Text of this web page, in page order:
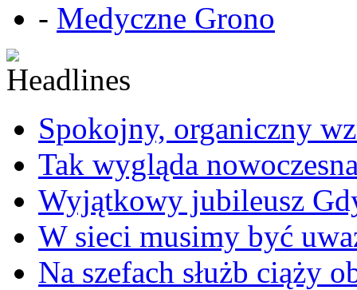
- Medyczne Grono
Spokojny, organiczny
Tak wygląda
Wyjątkowy jubileusz
W sieci musimy być
Na szefach służb ciąży